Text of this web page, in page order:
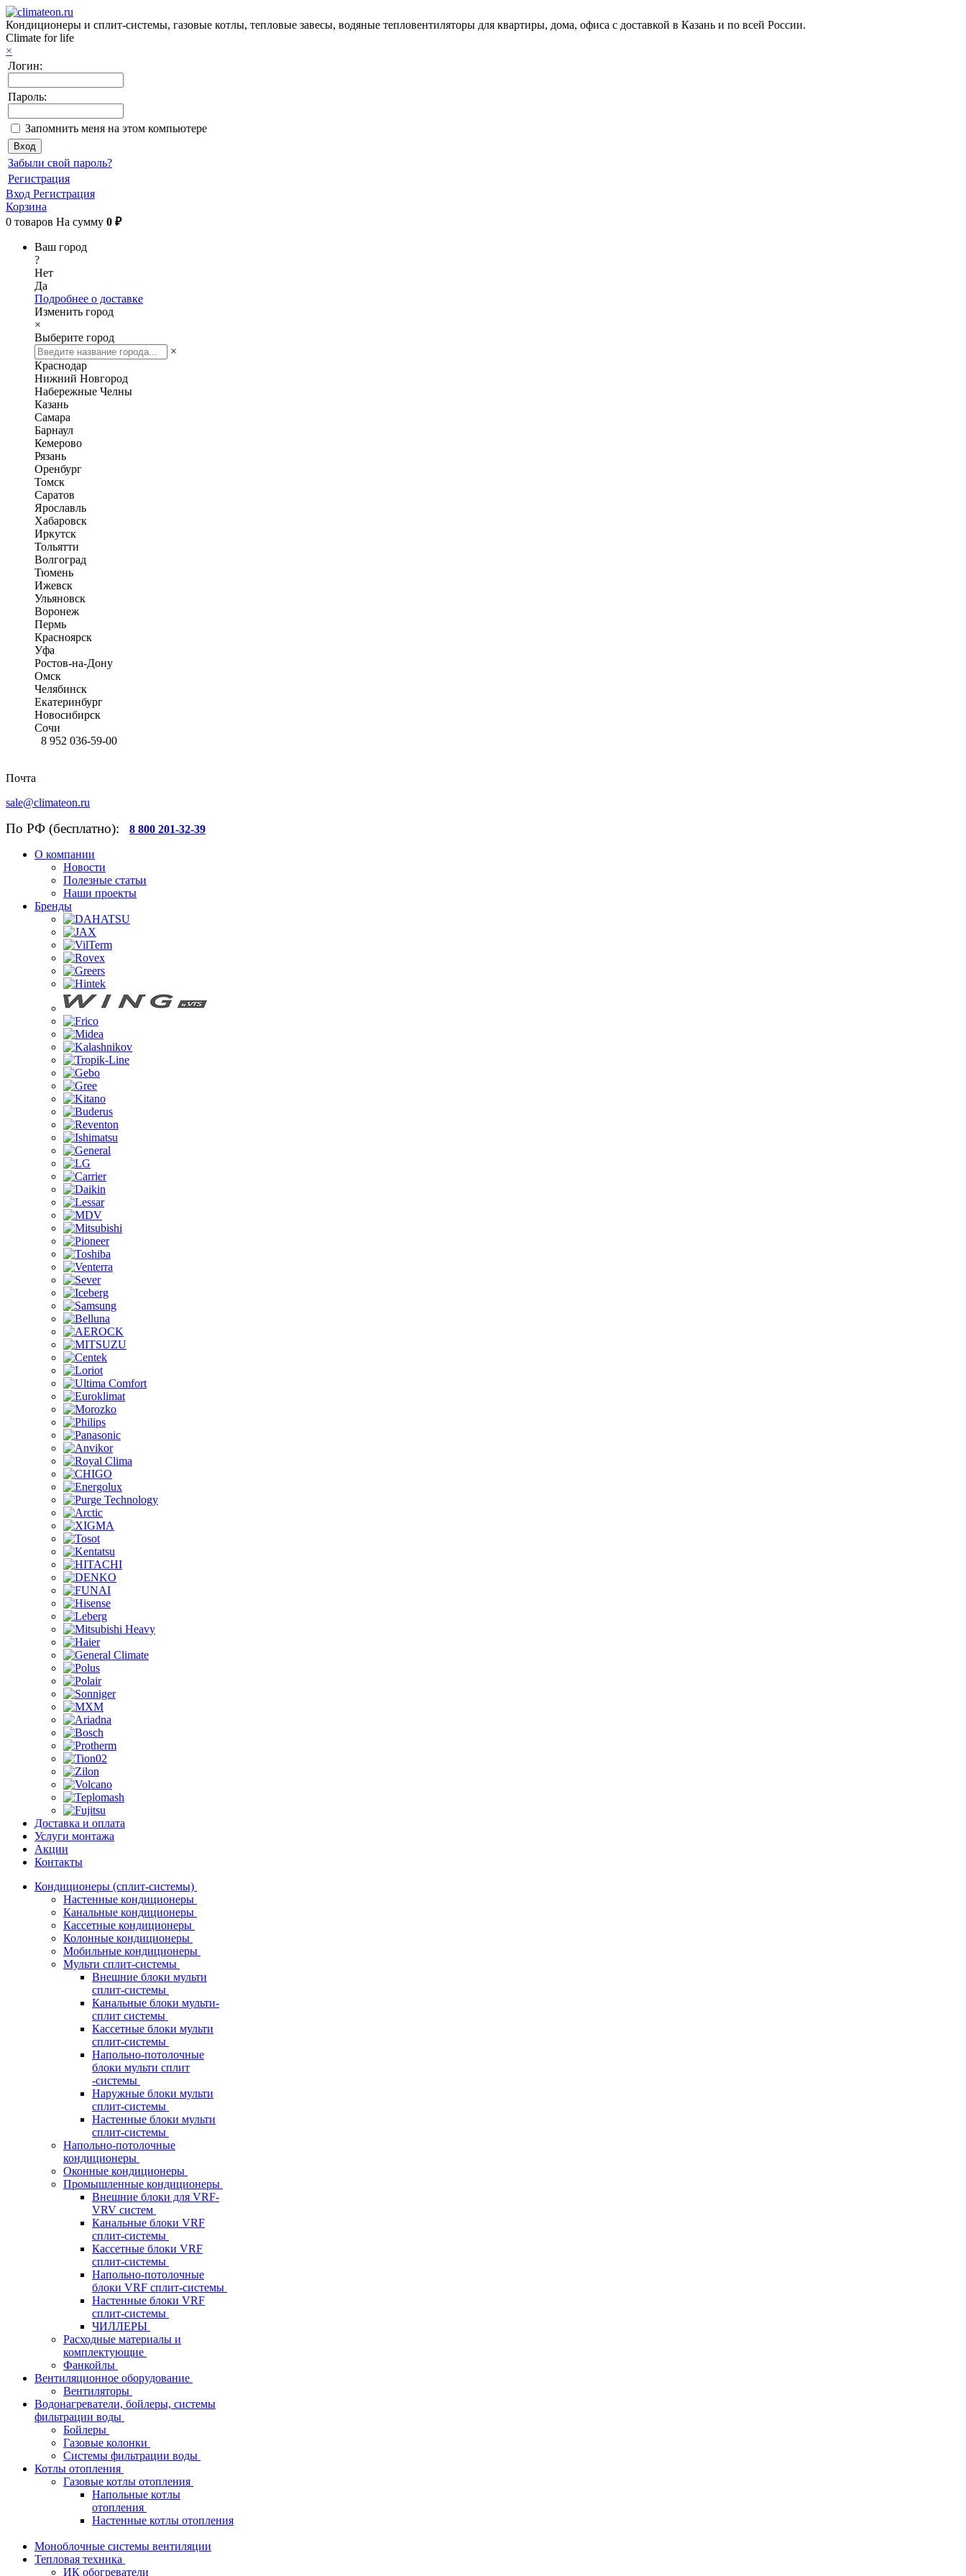
Кондиционеры и сплит-системы, газовые котлы, тепловые завесы, водяные тепловентиляторы для квартиры, дома, офиса с доставкой в Казань и по всей России.
Climate for life
×
Логин:
Пароль:
Запомнить меня на этом компьютере
Забыли свой пароль?
Регистрация
Вход Регистрация
Корзина
0 товаров На сумму 0 ₽
Ваш город
?
Нет
Да
Подробнее о доставке
Изменить город
×
Выберите город
×
Краснодар
Нижний Новгород
Набережные Челны
Казань
Самара
Барнаул
Кемерово
Рязань
Оренбург
Томск
Саратов
Ярославль
Хабаровск
Иркутск
Тольятти
Волгоград
Тюмень
Ижевск
Ульяновск
Воронеж
Пермь
Красноярск
Уфа
Ростов-на-Дону
Омск
Челябинск
Екатеринбург
Новосибирск
Сочи
8 952 036-59-00
Почта
sale@climateon.ru
По РФ (бесплатно): 8 800 201-32-39
О компании
Новости
Полезные статьи
Наши проекты
Бренды
Доставка и оплата
Услуги монтажа
Акции
Контакты
Кондиционеры (сплит-системы)
Настенные кондиционеры
Канальные кондиционеры
Кассетные кондиционеры
Колонные кондиционеры
Мобильные кондиционеры
Мульти сплит-системы
Внешние блоки мульти
сплит-системы
Канальные блоки мульти-
сплит системы
Кассетные блоки мульти
сплит-системы
Напольно-потолочные
блоки мульти сплит
-системы
Наружные блоки мульти
сплит-системы
Настенные блоки мульти
сплит-системы
Напольно-потолочные
кондиционеры
Оконные кондиционеры
Промышленные кондиционеры
Внешние блоки для VRF-
VRV систем
Канальные блоки VRF
сплит-системы
Кассетные блоки VRF
сплит-системы
Напольно-потолочные
блоки VRF сплит-системы
Настенные блоки VRF
сплит-системы
ЧИЛЛЕРЫ
Расходные материалы и
комплектующие
Фанкойлы
Вентиляционное оборудование
Вентиляторы
Водонагреватели, бойлеры, системы
фильтрации воды
Бойлеры
Газовые колонки
Системы фильтрации воды
Котлы отопления
Газовые котлы отопления
Напольные котлы
отопления
Настенные котлы отопления
Моноблочные системы вентиляции
Тепловая техника
ИК обогреватели